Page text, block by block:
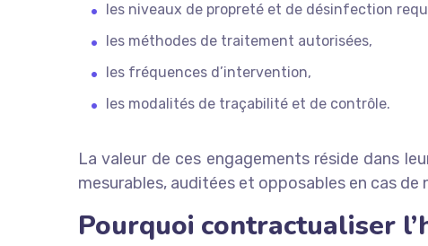
les niveaux de propreté et de désinfection
les méthodes de traitement autorisées,
les fréquences d’intervention,
les modalités de traçabilité et de contrôle.
La valeur de ces engagements réside dans
mesurables, auditées et opposables en cas de
Pourquoi contractualiser